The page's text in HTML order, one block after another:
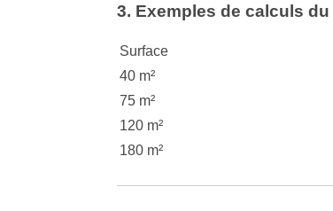
3. Exemples de calculs
Surface
40 m²
75 m²
120 m²
180 m²